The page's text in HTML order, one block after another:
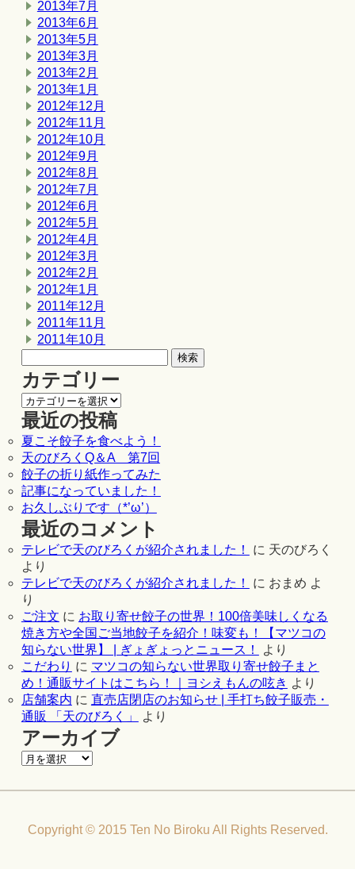
2013年7月
2013年6月
2013年5月
2013年3月
2013年2月
2013年1月
2012年12月
2012年11月
2012年10月
2012年9月
2012年8月
2012年7月
2012年6月
2012年5月
2012年4月
2012年3月
2012年2月
2012年1月
2011年12月
2011年11月
2011年10月
カテゴリー
最近の投稿
夏こそ餃子を食べよう！
天のびろくQ＆A 第7回
餃子の折り紙作ってみた
記事になっていました！
お久しぶりです（*’ω’）
最近のコメント
テレビで天のびろくが紹介されました！ に 天のびろく
より
テレビで天のびろくが紹介されました！
に おまめ よ
り
ご注文 に お取り寄せ餃子の世界！100倍美味しくなる
焼き方や全国ご当地餃子を紹介！味変も！【マツコの
知らない世界】 | ぎょぎょっとニュース！
より
こだわり に マツコの知らない世界取り寄せ餃子まと
め！通販サイトはこちら！｜ヨシえもんの呟き より
店舗案内 に 直売店閉店のお知らせ | 手打ち餃子販売・
通販 「天のびろく」
より
アーカイブ
Copyright © 2015 Ten No Biroku All Rights Reserved.